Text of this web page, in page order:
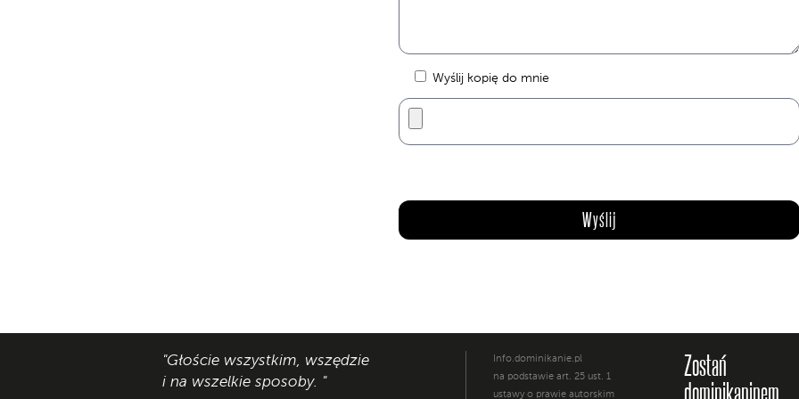
Wyślij kopię do mnie
"Głoście wszystkim, wszędzie
i na wszelkie sposoby. "
Info.dominikanie.pl
na podstawie art. 25 ust. 1
ustawy o prawie autorskim
Zostań
dominikaninem